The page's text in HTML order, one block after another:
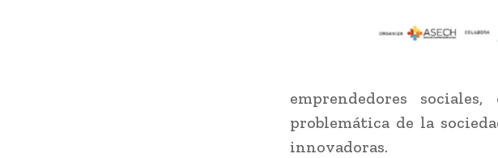
emprendedores
problemática de la
innovadoras.